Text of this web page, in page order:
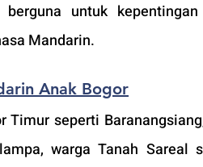
berguna untuk
Mandarin.
Anak Bogor
Timur seperti
warga Tanah Sareal